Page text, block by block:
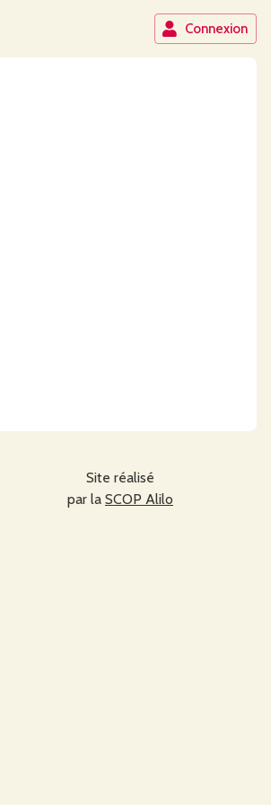
Connexion
Site réalisé
par la SCOP Alilo